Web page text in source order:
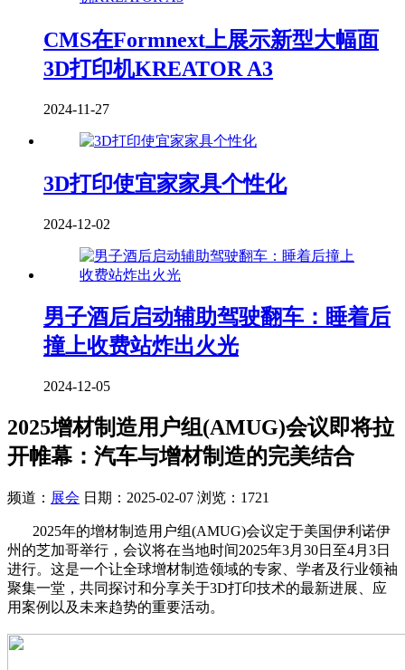
CMS在Formnext上展示新型大幅面
3D打印机KREATOR A3
2024-11-27
3D打印使宜家家具个性化
2024-12-02
男子酒后启动辅助驾驶翻车：睡着后
撞上收费站炸出火光
2024-12-05
2025增材制造用户组(AMUG)会议即将拉
开帷幕：汽车与增材制造的完美结合
频道： 展会 日期： 2025-02-07 浏览：1721
2025年的增材制造用户组(AMUG)会议定于美国伊利诺伊
州的芝加哥举行，会议将在当地时间2025年3月30日至4月3日
进行。这是一个让全球增材制造领域的专家、学者及行业领袖
聚集一堂，共同探讨和分享关于3D打印技术的最新进展、应
用案例以及未来趋势的重要活动。